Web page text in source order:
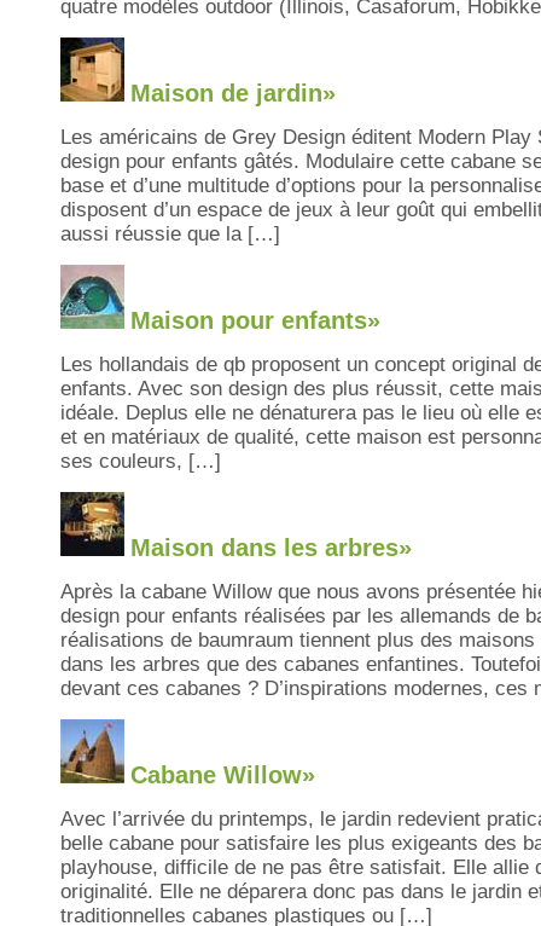
quatre modèles outdoor (Illinois, Casaforum,
Maison de jardin»
Les américains de Grey Design éditent Modern Play
design pour enfants gâtés. Modulaire cette cabane
base et d’une multitude d’options pour la
disposent d’un espace de jeux à leur goût qui
aussi réussie que la […]
Maison pour enfants»
Les hollandais de qb proposent un concept original
enfants. Avec son design des plus réussit, cette
idéale. Deplus elle ne dénaturera pas le lieu où elle
et en matériaux de qualité, cette maison est
ses couleurs, […]
Maison dans les arbres»
Après la cabane Willow que nous avons présentée
design pour enfants réalisées par les allemands de
réalisations de baumraum tiennent plus des
dans les arbres que des cabanes enfantines.
devant ces cabanes ? D’inspirations modernes,
Cabane Willow»
Avec l’arrivée du printemps, le jardin redevient
belle cabane pour satisfaire les plus exigeants des
playhouse, difficile de ne pas être satisfait. Elle allie
originalité. Elle ne déparera donc pas dans le jardin
traditionnelles cabanes plastiques ou […]